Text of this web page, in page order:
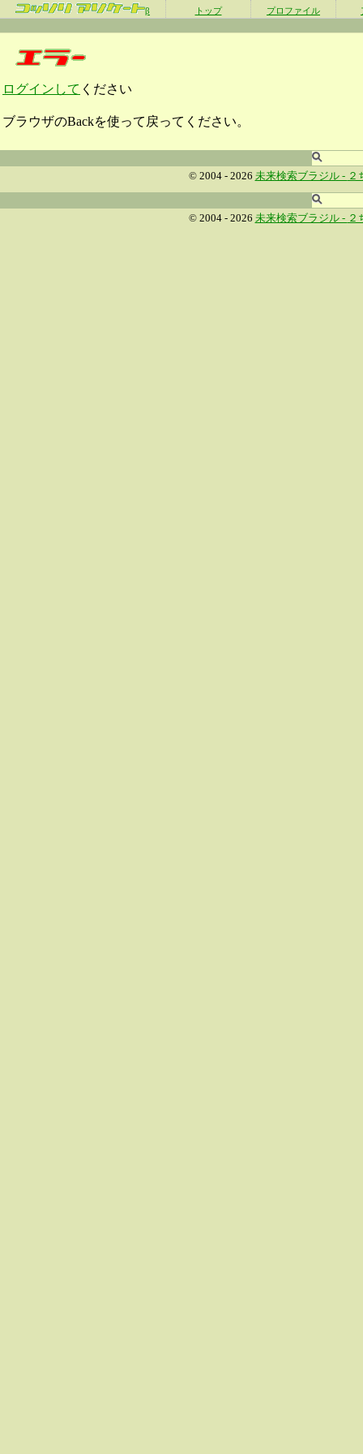
β トップ プロファイル
ログインして ください
ブラウザのBackを使って戻ってください。
© 2004 - 2026 未来検索ブラジル - ２
© 2004 - 2026 未来検索ブラジル - ２